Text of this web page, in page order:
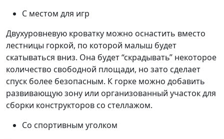
С местом для игр
Двухуровневую кроватку можно оснастить вместо
лестницы горкой, по которой малыш будет
скатываться вниз. Она будет “скрадывать” некоторое
количество свободной площади, но зато сделает
спуск более безопасным. К горке можно добавить
развивающую зону или организованный участок для
сборки конструкторов со стеллажом.
Со спортивным уголком